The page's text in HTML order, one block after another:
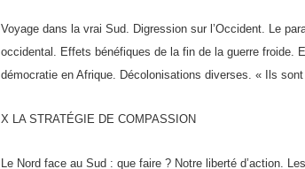
Voyage dans la vrai Sud. Digression sur l’Occident. Le
occidental. Effets bé­néfiques de la fin de la guerre froide.
démocratie en Afrique. Décolonisations diver­ses. « Ils
X LA STRATÉGIE DE COMPASSION
Le Nord face au Sud : que faire ? Notre liberté d’action.